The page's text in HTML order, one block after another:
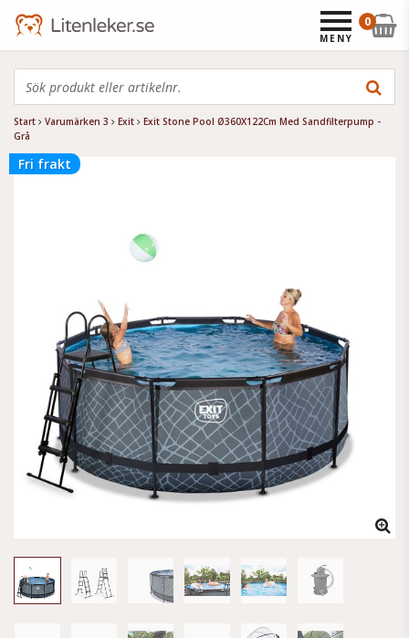
Start Varumärken 3 Exit
Exit Stone Pool Ø360X122Cm Med Sandfilterpump -
Grå
Fri frakt
0
MENY